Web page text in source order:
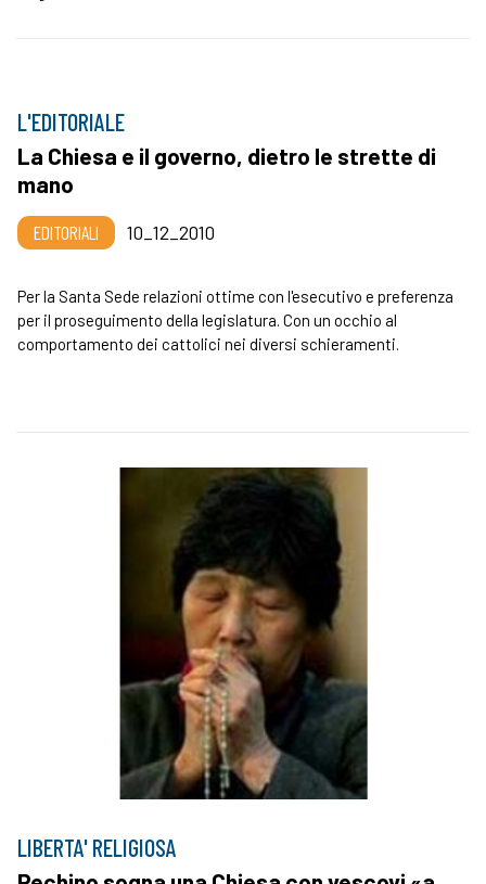
L'EDITORIALE
La Chiesa e il governo, dietro le strette di
mano
EDITORIALI 10_12_2010
Per la Santa Sede relazioni ottime con l'esecutivo e preferenza
per il proseguimento della legislatura. Con un occhio al
comportamento dei cattolici nei diversi schieramenti.
LIBERTA' RELIGIOSA